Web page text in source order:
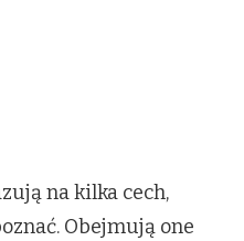
na kilka cech,
Obejmują one